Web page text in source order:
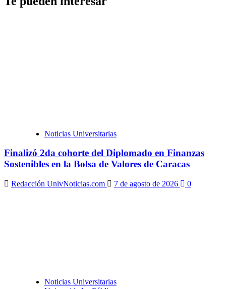
Noticias Universitarias
Finalizó 2da cohorte del Diplomado en Finanzas
Sostenibles en la Bolsa de Valores de Caracas
Redacción UnivNoticias.com 7 de agosto de 2026 0
Noticias Universitarias